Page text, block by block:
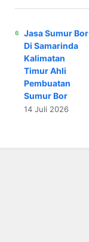
Jasa Sumur Bor
Di Samarinda
Kalimatan
Timur Ahli
Pembuatan
Sumur Bor
14 Juli 2026